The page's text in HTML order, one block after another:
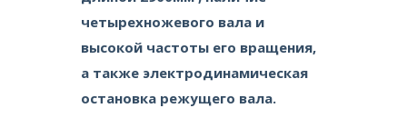
четырехножевого вала и
высокой частоты его вращения,
а также электродинамическая
остановка режущего вала.